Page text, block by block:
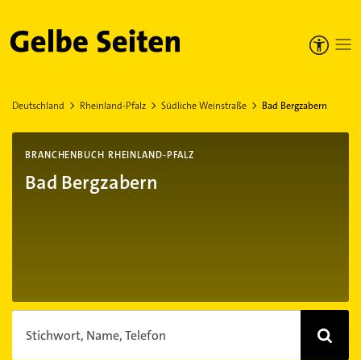
Gelbe Seiten
Deutschland Rheinland-Pfalz Südliche Weinstraße Bad Bergzabern
BRANCHENBUCH RHEINLAND-PFALZ
Bad Bergzabern
Stichwort, Name, Telefon